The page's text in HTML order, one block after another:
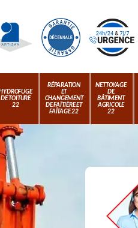
DE TOITURE
22
RÉPARATION
ET
CHANGEMENT
DE FAÎTIÈRE ET
FAÎTAGE 22
NETTOYAGE
DE
BÂTIMENT
AGRICOLE
22